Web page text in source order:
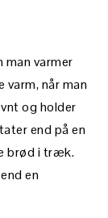
varmer
varm, når man
og holder
end på en
brød i træk.
en